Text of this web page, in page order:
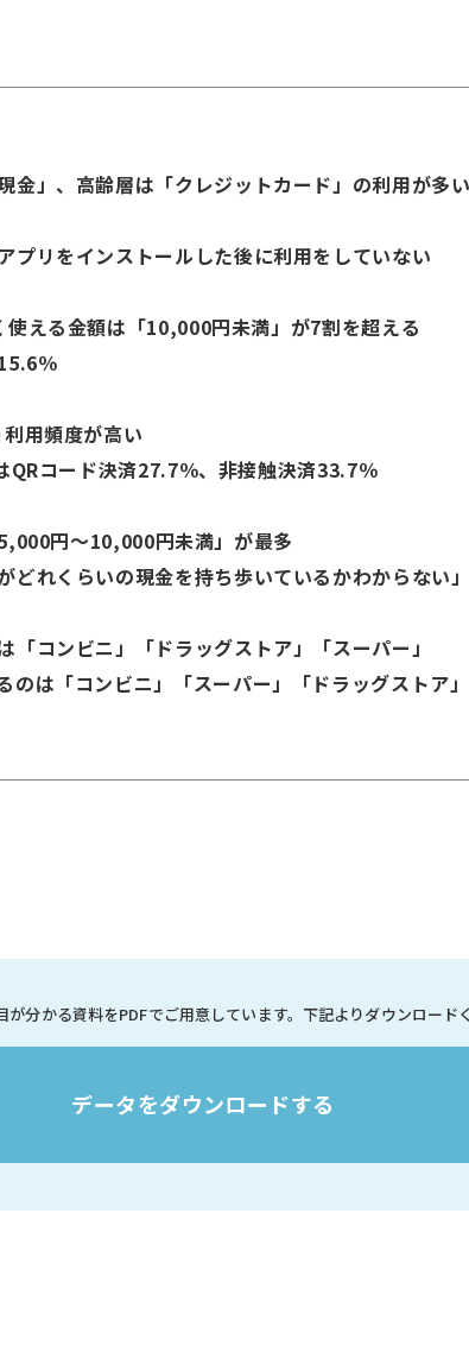
」、高齢層は「クレジットカード」の利用が多
リをインストールした後に利用をしていない
える金額は「10,000円未満」が7割を超える
％
用頻度が高い
QRコード決済27.7％、非接触決済33.7％
円～10,000円未満」が最多
どれくらいの現金を持ち歩いているかわからない
コンビニ」「ドラッグストア」「スーパー」
のは「コンビニ」「スーパー」「ドラッグストア」
が分かる資料をPDFでご用意しています。 下記よりダウンロード
データをダウンロードする